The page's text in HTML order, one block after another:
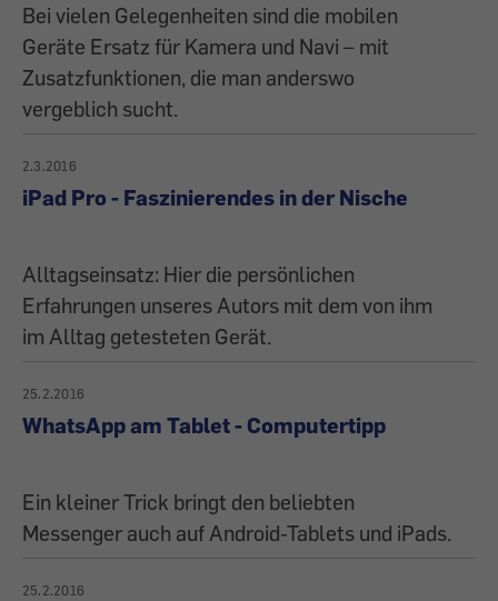
Bei vielen Gelegenheiten sind die mobilen
Geräte Ersatz für Kamera und Navi – mit
Zusatzfunktionen, die man anderswo
vergeblich sucht.
2.3.2016
iPad Pro - Faszinierendes in der Nische
Alltagseinsatz: Hier die persönlichen
Erfahrungen unseres Autors mit dem von ihm
im Alltag getesteten Gerät.
25.2.2016
WhatsApp am Tablet - Computertipp
Ein kleiner Trick bringt den beliebten
Messenger auch auf Android-Tablets und iPads.
25.2.2016